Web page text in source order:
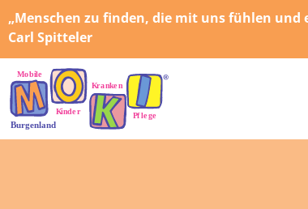
„Menschen zu finden, die mit uns fühlen und
Carl Spitteler